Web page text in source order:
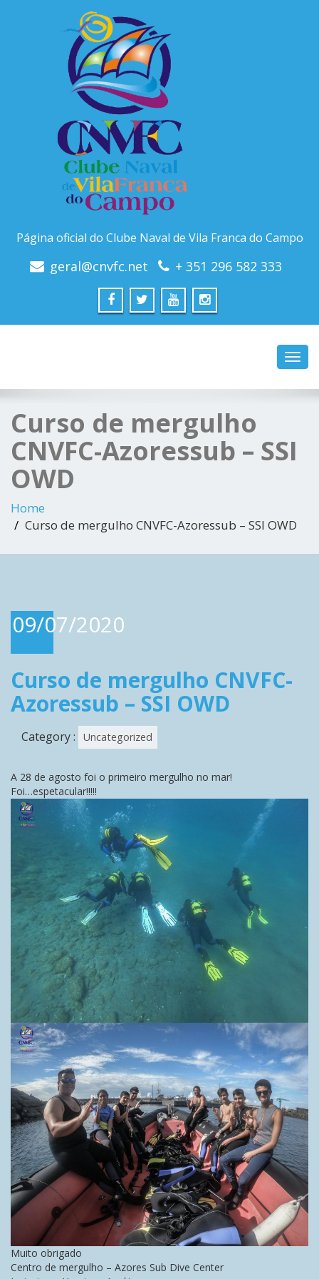
Página oficial do Clube Naval de Vila Franca do Campo
geral@cnvfc.net + 351 296 582 333
Curso de mergulho
CNVFC-Azoressub – SSI
OWD
Home
Curso de mergulho CNVFC-Azoressub – SSI OWD
09/07/2020
Curso de mergulho CNVFC-
Azoressub – SSI OWD
Category : Uncategorized
A 28 de agosto foi o primeiro mergulho no mar!
Foi…espetacular!!!!!
Muito obrigado
Centro de mergulho – Azores Sub Dive Center